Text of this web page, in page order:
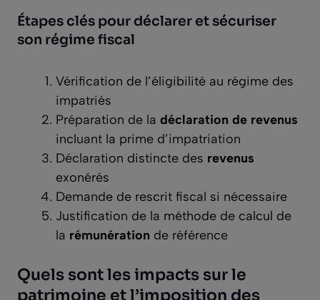
Étapes clés pour déclarer et sécuriser
son régime fiscal
Vérification de l’éligibilité au régime des
impatriés
Préparation de la déclaration de revenus
incluant la prime d’impatriation
Déclaration distincte des revenus
exonérés
Demande de rescrit fiscal si nécessaire
Justification de la méthode de calcul de
la rémunération de référence
Quels sont les impacts sur le
patrimoine et l’imposition des